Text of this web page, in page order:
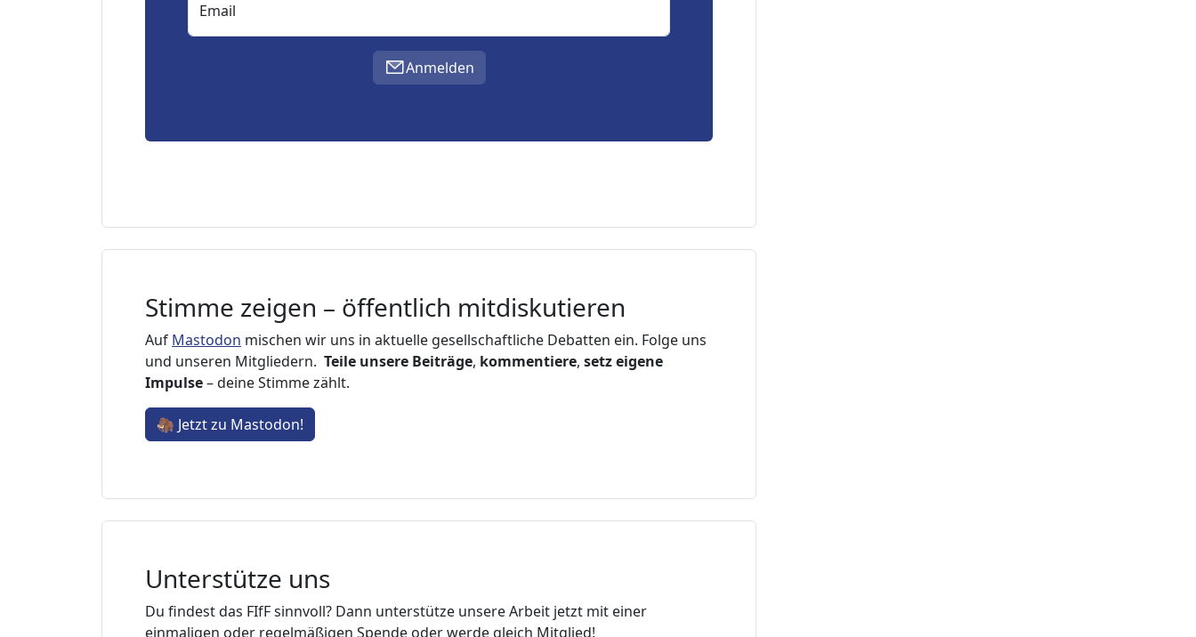
Email
Anmelden
Stimme zeigen – öffentlich mitdiskutieren
Auf Mastodon mischen wir uns in aktuelle gesellschaftliche Debatten ein. Folge uns
und unseren Mitgliedern. Teile unsere Beiträge, kommentiere, setz eigene
Impulse– deine Stimme zählt.
🦣 Jetzt zu Mastodon!
Unterstütze uns
Du findest das FIfF sinnvoll? Dann unterstütze unsere Arbeit jetzt mit einer
einmaligen oder regelmäßigen Spende oder werde gleich Mitglied!